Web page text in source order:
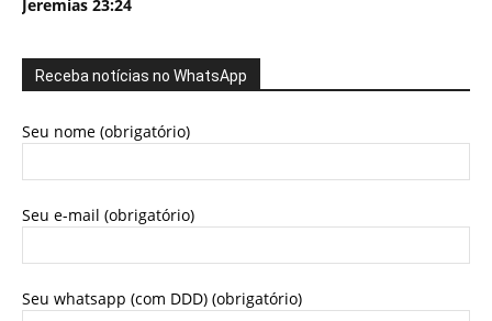
Jeremias 23:24
Receba notícias no WhatsApp
Seu nome (obrigatório)
Seu e-mail (obrigatório)
Seu whatsapp (com DDD) (obrigatório)